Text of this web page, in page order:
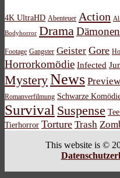
4K UltraHD Abenteuer Action
Bodyhorror Drama Dämonen
Footage Gangster Geister Gore
Horrorkomödie Infected
MysteryNews Preview
Romanverfilmung Schwarze
Survival Suspense
Tierhorror Torture Trash
This website is ©